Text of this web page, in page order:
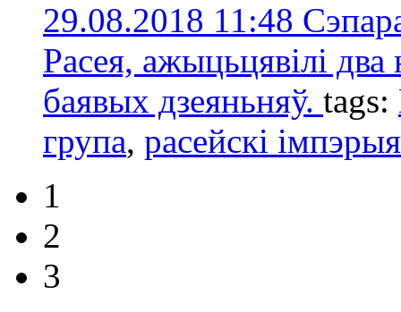
29.08.2018 11:48
Расея, ажыцьцявілі
баявых дзеяньняў. tags:
група, расейскі
1
2
3